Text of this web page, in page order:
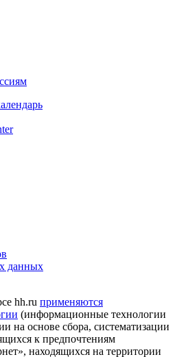
данных
hh.ru применяются
(информационные технологии
на основе сбора, систематизации
к предпочтениям
находящихся на территории